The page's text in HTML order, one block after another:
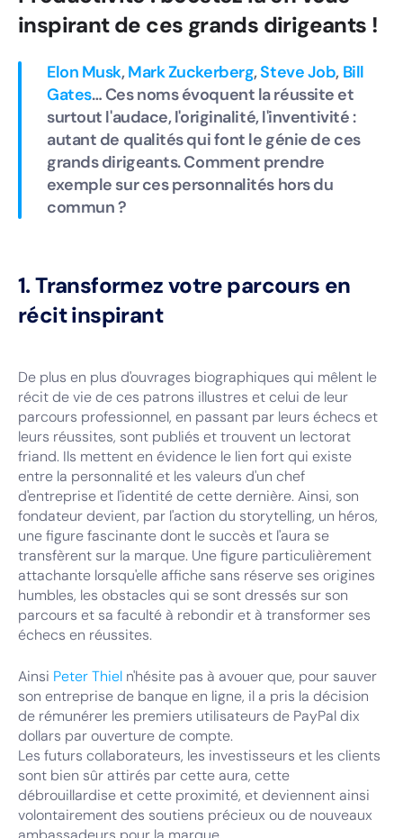
inspirant de ces grands dirigeants !
Elon Musk,Mark Zuckerberg,Steve Job, Bill
Gates… Ces noms évoquent la réussite et
surtout l'audace, l'originalité, l'inventivité :
autant de qualités qui font le génie de ces
grands dirigeants. Comment prendre
exemple sur ces personnalités hors du
commun ?
1. Transformez votre parcours en
récit inspirant
De plus en plus d'ouvrages biographiques qui mêlent le
récit de vie de ces patrons illustres et celui de leur
parcours professionnel, en passant par leurs échecs et
leurs réussites, sont publiés et trouvent un lectorat
friand. Ils mettent en évidence le lien fort qui existe
entre la personnalité et les valeurs d'un chef
d'entreprise et l'identité de cette dernière. Ainsi, son
fondateur devient, par l'action du storytelling, un héros,
une figure fascinante dont le succès et l'aura se
transfèrent sur la marque. Une figure particulièrement
attachante lorsqu'elle affiche sans réserve ses origines
humbles, les obstacles qui se sont dressés sur son
parcours et sa faculté à rebondir et à transformer ses
échecs en réussites.
Ainsi Peter Thiel n'hésite pas à avouer que, pour sauver
son entreprise de banque en ligne, il a pris la décision
de rémunérer les premiers utilisateurs de PayPal dix
dollars par ouverture de compte.
Les futurs collaborateurs, les investisseurs et les clients
sont bien sûr attirés par cette aura, cette
débrouillardise et cette proximité, et deviennent ainsi
volontairement des soutiens précieux ou de nouveaux